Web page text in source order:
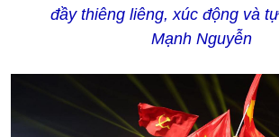
đầy thiêng liêng, xúc động và
Mạnh Nguyễn